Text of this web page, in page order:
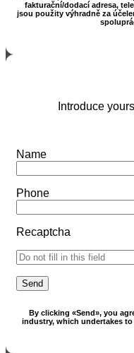
fakturační/dodací adresa,
jsou použity výhradně za
Introduce
Name
Phone
Recaptcha
By clicking «Send», you
industry, which undertakes